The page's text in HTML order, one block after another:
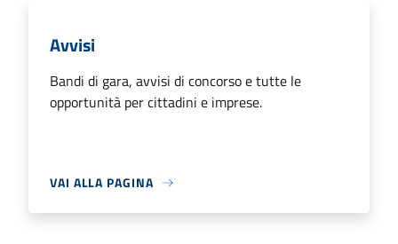
Avvisi
Bandi di gara, avvisi di concorso e tutte le
opportunità per cittadini e imprese.
VAI ALLA PAGINA